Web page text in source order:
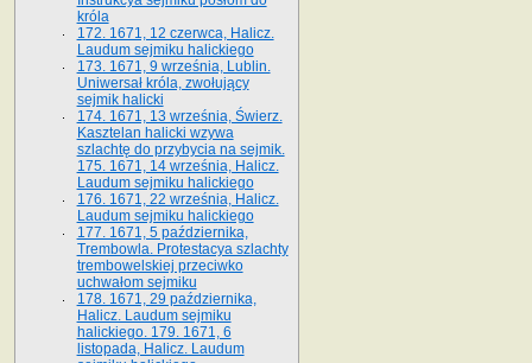
króla
172. 1671, 12 czerwca, Halicz.
Laudum sejmiku halickiego
173. 1671, 9 września, Lublin.
Uniwersał króla, zwołujący
sejmik halicki
174. 1671, 13 września, Świerz.
Kasztelan halicki wzywa
szlachtę do przybycia na sejmik.
175. 1671, 14 września, Halicz.
Laudum sejmiku halickiego
176. 1671, 22 września, Halicz.
Laudum sejmiku halickiego
177. 1671, 5 października,
Trembowla. Protestacya szlachty
trembowelskiej przeciwko
uchwałom sejmiku
178. 1671, 29 października,
Halicz. Laudum sejmiku
halickiego. 179. 1671, 6
listopada, Halicz. Laudum